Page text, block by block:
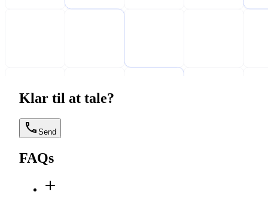
Klar til at tale?
Send
FAQs